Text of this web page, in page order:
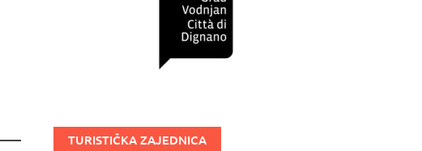
TURISTIČKA ZAJEDNICA